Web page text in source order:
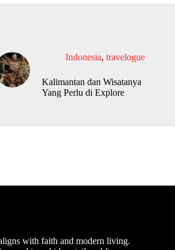
Indonesia, travelogue
Kalimantan dan Wisatanya
Yang Perlu di Explore
with faith and modern living.